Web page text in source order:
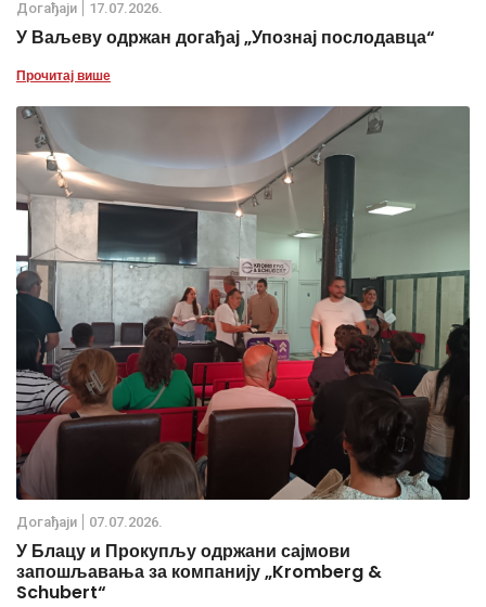
Дoгађаjи 17.07.2026.
У Ваљеву одржан догађај „Упознај послодавца“
Прочитај више
Дoгађаjи 07.07.2026.
У Блацу и Прокупљу одржани сајмови
запошљавања за компанију „Kromberg &
Schubert“